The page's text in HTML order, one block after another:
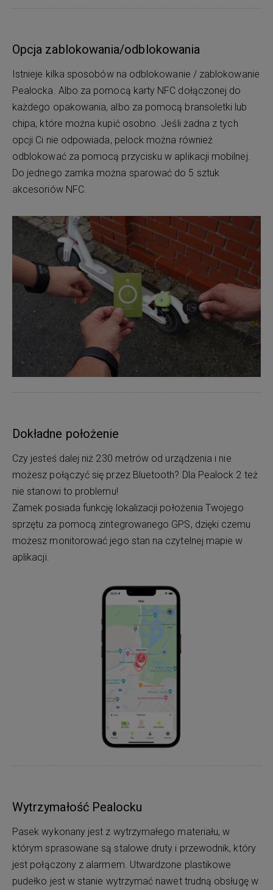
Opcja zablokowania/odblokowania
Istnieje kilka sposobów na odblokowanie / zablokowanie
Pealocka. Albo za pomocą karty NFC dołączonej do
każdego opakowania, albo za pomocą bransoletki lub
chipa, które można kupić osobno. Jeśli żadna z tych
opcji Ci nie odpowiada, pelock można również
odblokować za pomocą przycisku w aplikacji mobilnej.
Do jednego zamka można sparować do 5 sztuk
akcesoriów NFC.
Dokładne położenie
Czy jesteś dalej niż 230 metrów od urządzenia i nie
możesz połączyć się przez Bluetooth? Dla Pealock 2 też
nie stanowi to problemu!
Zamek posiada funkcję lokalizacji położenia Twojego
sprzętu za pomocą zintegrowanego GPS, dzięki czemu
możesz monitorować jego stan na czytelnej mapie w
aplikacji.
Wytrzymałość Pealocku
Pasek wykonany jest z wytrzymałego materiału, w
którym sprasowane są stalowe druty i przewodnik, który
jest połączony z alarmem. Utwardzone plastikowe
pudełko jest w stanie wytrzymać nawet trudną obsługę w